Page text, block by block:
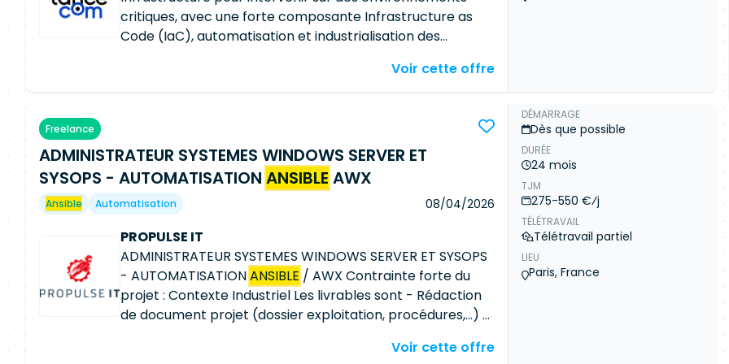
SQL Server PostgreSQL Office 365
critiques, avec une forte composante Infrastructure as
Code (IaC), automatisation et industrialisation des
complexes de niveau 3. Pilotage des opérations de
Industrialisation des déploiements via des templates Linux.
Intégration des infrastructures avec Terraform.
Développement et maintenance des solutions de gestion
de configuration avec Ansible.
Voir cette offre
Freelance
ADMINISTRATEUR SYSTEMES WINDOWS SERVER ET
SYSOPS - AUTOMATISATION ANSIBLE AWX
Ansible Automatisation 08/04/2026
PROPULSE IT
ADMINISTRATEUR SYSTEMES WINDOWS SERVER ET SYSOPS
- AUTOMATISATIONANSIBLE / AWX Contrainte forte du
projet : Contexte Industriel Les livrables sont - Rédaction
de document projet (dossier exploitation, procédures,...) -
patch/antivirus/supervision opérationnel - Plan de mise à
Voir cette offre
DÉMARRAGE
Dès que possible
DURÉE
24 mois
TJM
275-550 €⁄j
TÉLÉTRAVAIL
Télétravail partiel
LIEU
Paris, France